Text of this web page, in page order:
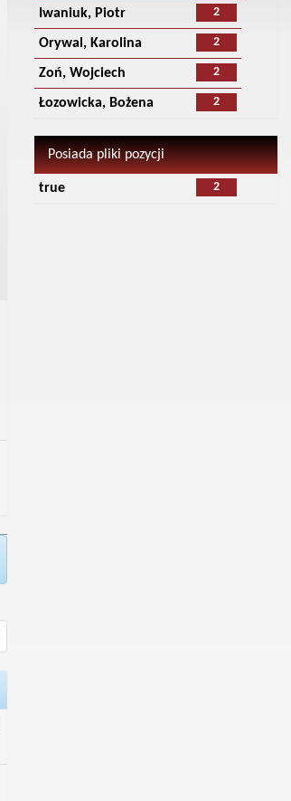
2
Iwaniuk, Piotr
2
Orywal, Karolina
2
Zoń, Wojciech
2
Łozowicka, Bożena
Posiada pliki pozycji
2
true